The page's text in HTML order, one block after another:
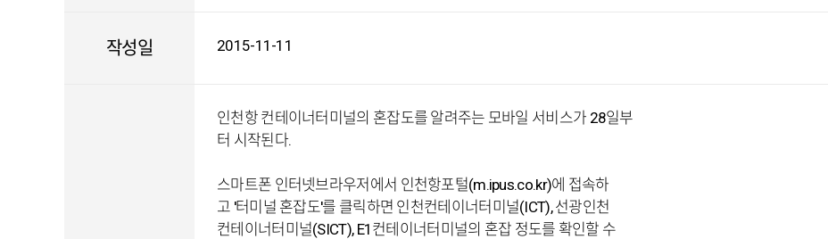
작성일 2015-11-11
인천항 컨테이너터미널의 혼잡도를 알려주는 모바일 서비스가 28일부
터 시작된다.
스마트폰 인터넷브라우저에서 인천항포털(m.ipus.co.kr)에 접속하
고 '터미널 혼잡도'를 클릭하면 인천컨테이너터미널(ICT), 선광인천
컨테이너터미널(SICT), E1컨테이너터미널의 혼잡 정도를 확인할 수